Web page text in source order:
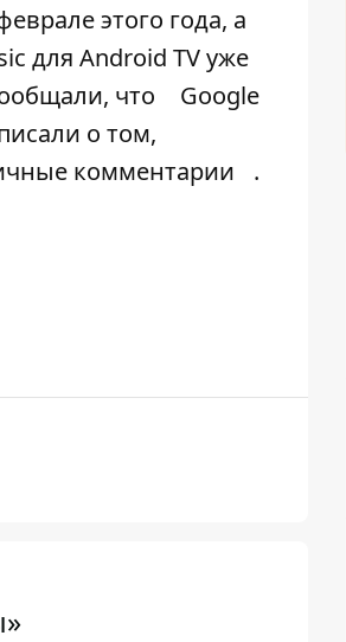
этого года, а
для Android TV уже
что
Google
о том,
комментарии .